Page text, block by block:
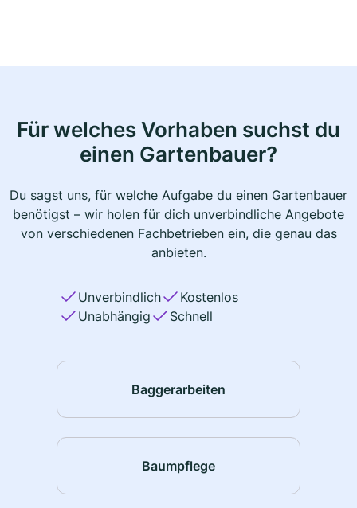
Für welches Vorhaben suchst du
einen Gartenbauer?
Du sagst uns, für welche Aufgabe du einen Gartenbauer
benötigst – wir holen für dich unverbindliche Angebote
von verschiedenen Fachbetrieben ein, die genau das
anbieten.
Unverbindlich
Kostenlos
Unabhängig
Schnell
Baggerarbeiten
Baumpflege